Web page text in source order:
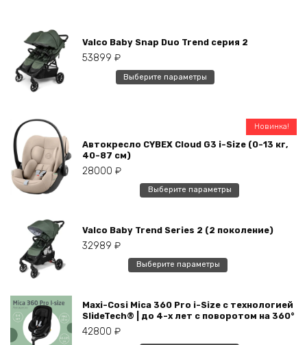
Valco Baby Snap Duo Trend серия 2
53899 ₽
Выберите параметры
Этот
Опции
на
Новинка!
Автокресло CYBEX Cloud G3 i-Size (0-13 кг,
40-87 см)
28000 ₽
Выберите параметры
Этот
несколько
Опции
можно
на
странице
Valco Baby Trend Series 2 (2 поколение)
32989 ₽
Выберите параметры
Этот
несколько
вариаций.
Maxi-Cosi Mica 360 Pro i-Size с технологией
SlideTech® | до 4-х лет с поворотом на 360°
42800 ₽